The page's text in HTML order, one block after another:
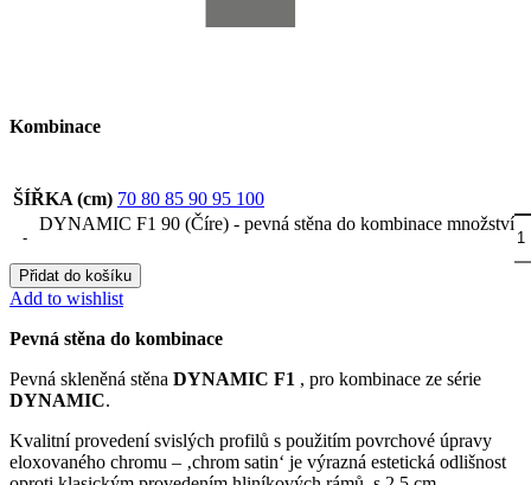
Kombinace
ŠÍŘKA (cm) 70 80 85 90 95 100
DYNAMIC F1 90 (Číre) - pevná stěna do kombinace množství
Přidat do košíku
Add to wishlist
Pevná stěna do kombinace
Pevná skleněná stěna DYNAMIC F1 , pro kombinace ze série
DYNAMIC.
Kvalitní provedení svislých profilů s použitím povrchové úpravy
eloxovaného chromu – ‚chrom satin‘ je výrazná estetická odlišnost